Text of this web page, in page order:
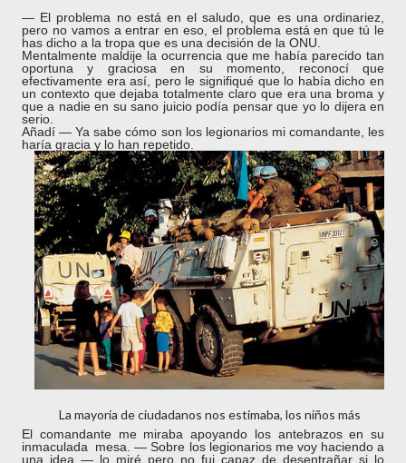
― El problema no está en el saludo, que es una ordinariez,
pero no vamos a entrar en eso, el problema está en que tú le
has dicho a la tropa que es una decisión de la ONU.
Mentalmente maldije la ocurrencia que me había parecido tan
oportuna y graciosa en su momento, reconocí que
efectivamente era así, pero le signifiqué que lo había dicho en
un contexto que dejaba totalmente claro que era una broma y
que a nadie en su sano juicio podía pensar que yo lo dijera en
serio.
Añadí ― Ya sabe cómo son los legionarios mi comandante, les
haría gracia y lo han repetido.
La mayoría de ciudadanos nos estimaba, los niños más
El comandante me miraba apoyando los antebrazos en su
inmaculada mesa. ― Sobre los legionarios me voy haciendo a
una idea ― lo miré pero no fui capaz de desentrañar si lo